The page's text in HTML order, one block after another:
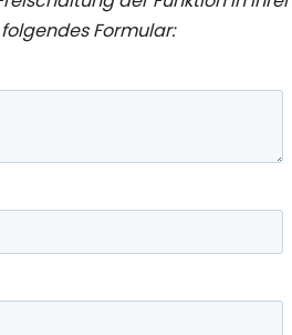
Formular: